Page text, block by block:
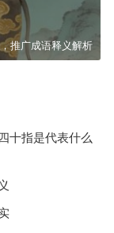
推广成语释义解析
十指是代表什么